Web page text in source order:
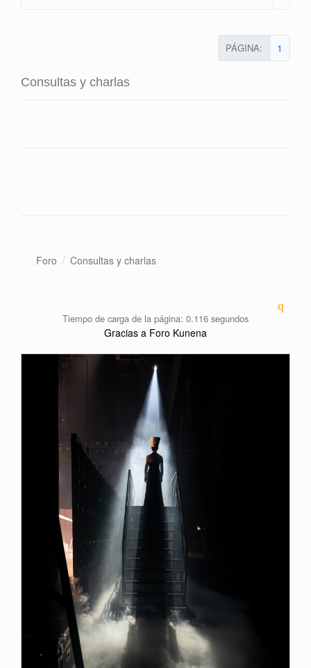
PÁGINA: 1
Consultas y charlas
Foro Consultas y charlas
Tiempo de carga de la página: 0.116 segundos
Gracias a Foro Kunena